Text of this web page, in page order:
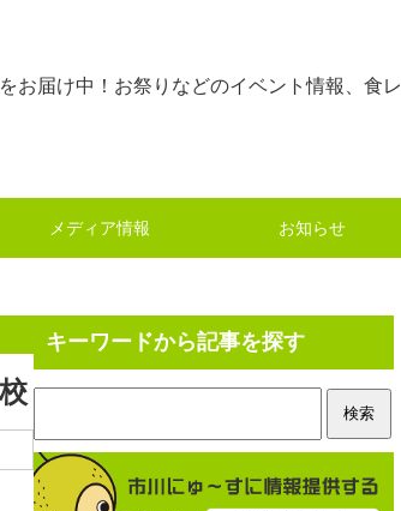
お届け中！お祭りなどのイベント情報、食レ
メディア情報 お知らせ
キーワードから記事を探す